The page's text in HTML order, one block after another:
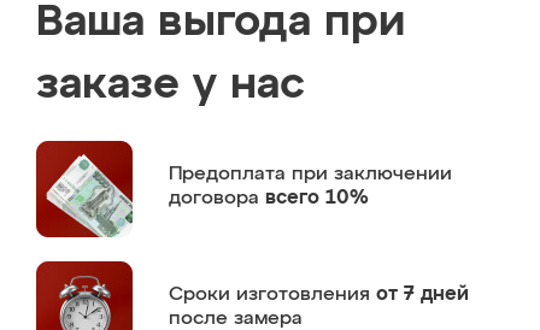
Ваша выгода при
заказе у нас
Предоплата при заключении
договора всего 10%
Сроки изготовления от 7 дней
после замера